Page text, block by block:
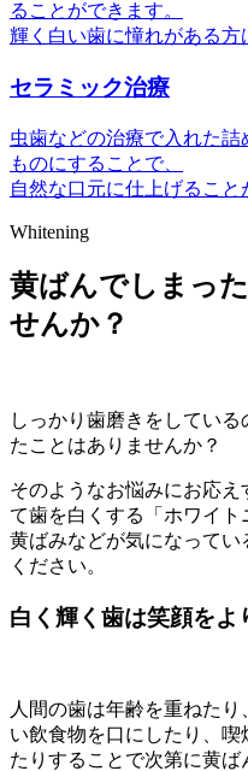
ることができます。
輝く白い歯に憧れがある方
セラミック治療
虫歯などの治療で入れた
ものにすることで、
自然な口元に仕上げること
Whitening
黄ばんでしまっ
せんか？
しっかり歯磨きをしてい
たことはありませんか？
そのようなお悩みにお応
て歯を白くする「ホワイ
黄ばみなどが気になって
ください。
白く輝く歯は笑顔をよ
人間の歯は年齢を重ねた
い飲食物を口にしたり、
たりすることで次第に黄